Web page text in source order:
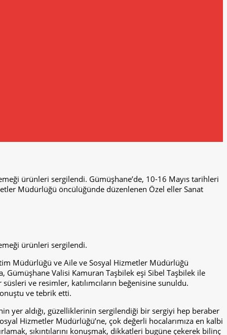
emeği ürünleri sergilendi. Gümüşhane’de, 10-16 Mayıs tarihleri
Müdürlüğü öncülüğünde düzenlenen Özel eller Sanat
emeği ürünleri sergilendi.
Müdürlüğü ve Aile ve Sosyal Hizmetler Müdürlüğü
Gümüşhane Valisi Kamuran Taşbilek eşi Sibel Taşbilek ile
ve resimler, katılımcıların beğenisine sunuldu.
ve tebrik etti.
yer aldığı, güzelliklerinin sergilendiği bir sergiyi hep beraber
Hizmetler Müdürlüğü’ne, çok değerli hocalarımıza en kalbi
sıkıntılarını konuşmak, dikkatleri bugüne çekerek bilinç